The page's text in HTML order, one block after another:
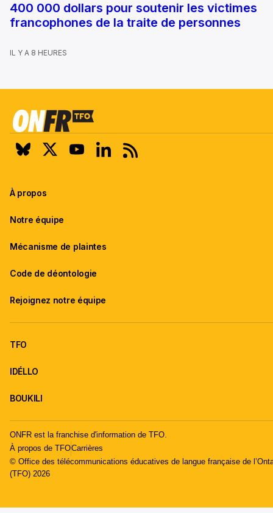
400 000 dollars pour soutenir les victimes
francophones de la traite de personnes
IL Y A 8 HEURES
À propos
Notre équipe
Mécanisme de plaintes
Code de déontologie
Rejoignez notre équipe
TFO
IDÉLLO
BOUKILI
ONFR est la franchise d'information de TFO.
À propos de TFOCarrières
© Office des télécommunications éducatives de langue française de
(TFO) 2026